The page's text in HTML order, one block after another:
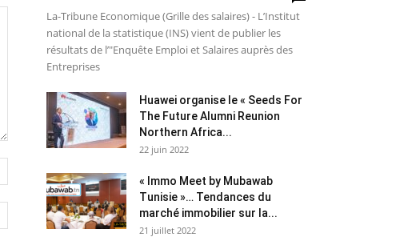
La-Tribune Economique (Grille des salaires) - L’Institut
national de la statistique (INS) vient de publier les
résultats de l’"Enquête Emploi et Salaires auprès des
Entreprises
Huawei organise le « Seeds For
The Future Alumni Reunion
Northern Africa...
22 juin 2022
« Immo Meet by Mubawab
Tunisie »… Tendances du
marché immobilier sur la...
21 juillet 2022